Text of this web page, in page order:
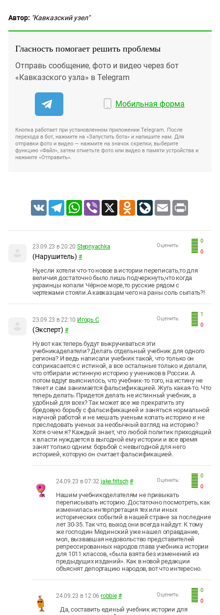
Автор: "Кавказский узел"
Гласность помогает решить проблемы
Отправь сообщение, фото и видео через бот
«Кавказского узла» в Telegram
Мобильная форма
Кнопка работает при установленном приложении Telegram. После
перехода в бот, нажмите на «Запустить бота» и напишите нам. Для
отправки фото и видео — нажмите на значок скрепки, выберите
функцию «Файл», затем отметьте фото или видео в памяти устройства и
нажмите «Отправить».
VK TelegramWhatsApp
Viber X Odnoklassniki
LiveJournal
Email Print
0
0
Оценить:
23.09.23 в 20:20 Stepnyachka
(Нарушитель) #
Ну,если хотели что-то новое в истории переписать,то для
величия достаточно было лишь подчеркнуть,что когда
украинцы копали Чёрное море,то русские рядом с
чертежами стояли.А кавказцам чего на раны соль сыпать?!
1
0
Оценить:
23.09.23 в 22:10 Игорь С
(Эксперт) #
Ну вот как теперь будут выкручиваться эти
учебникаделатели? Делать отдельный учебник для одного
региона? И ведь написали учебник такой, что только он
соприкасается с истиной, а все остальные только и делали,
что отбирали истинную историю у учеников в России. А
потом вдруг выяснилось, что учебник-то того, на истину не
тянет и сам занимается фальсификацией. Жуть какая-то. Что
теперь делать. Придется делать не истинный учебник, а
удобный для всех? Так может все же прекратить эту
бредовую борьбу с фальсификацией и заняться нормальной
научной работой и не мешать ученым копать историю и не
преследовать ученых за необычный взгляд на историю?
Хотя о чем я? Каждый знает, что любой политик приходящий
к власти нуждается в выгодной ему истории и все время
занят только одним: борьбой с невыгодной для него
историей, которую он считает фальсификацией.
0
0
Оценить:
24.09.23 в 07:32 jake.fritsch #
Нашим учебникоделателям не привыкать
переписывать историю. Достаточно посмотреть, как
изменилась интерпретация тех или иных
исторических событий в нашей стране за последние
лет 30-35. Так что, выход они всегда найдут. К тому
же господин Мединский уже нашел оправдание,
мол, вызвавшая недовольство представителей
репрессированных народов глава учебника истории
для 1011 классов, «была взята без изменений из
предыдущих изданий». Как в новой редакции
объяснят депортацию народов, вот что интересно.
0
0
Оценить:
24.09.23 в 12:06 robbie #
Да, составить единый учебник истории для